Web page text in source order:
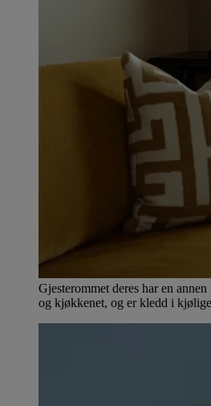
Gjesterommet deres har en
og kjøkkenet, og er kledd i